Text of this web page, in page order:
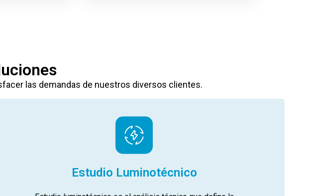
las demandas de nuestros diversos clientes.
Estudio Luminotécnico